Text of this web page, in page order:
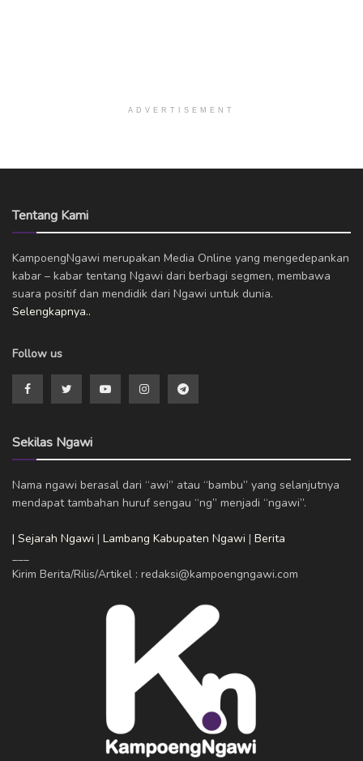
ADVERTISEMENT
Tentang Kami
KampoengNgawi merupakan Media Online yang mengedepankan
kabar – kabar tentang Ngawi dari berbagi segmen, membawa
suara positif dan mendidik dari Ngawi untuk dunia.
Selengkapnya..
Follow us
Sekilas Ngawi
Nama ngawi berasal dari “awi” atau “bambu” yang selanjutnya
mendapat tambahan huruf sengau “ng” menjadi “ngawi”.
| Sejarah Ngawi | Lambang Kabupaten Ngawi | Berita
Kirim Berita/Rilis/Artikel : redaksi@kampoengngawi.com